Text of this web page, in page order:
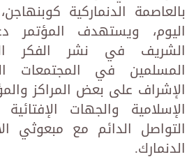
بالعاصمة الدنماركية
اليوم، ويستهدف المؤتمر
الشريف في نشر الفكر
المسلمين في المجتمعات
الإشراف على بعض المراكز
الإسلامية والجهات
التواصل الدائم مع مبعوثي
الدنمارك.